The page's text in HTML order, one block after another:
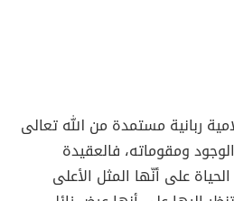
ربانية مستمدة من الله تعالى
ومقوماته، فالعقيدة
على أنّها المثل الأعلى